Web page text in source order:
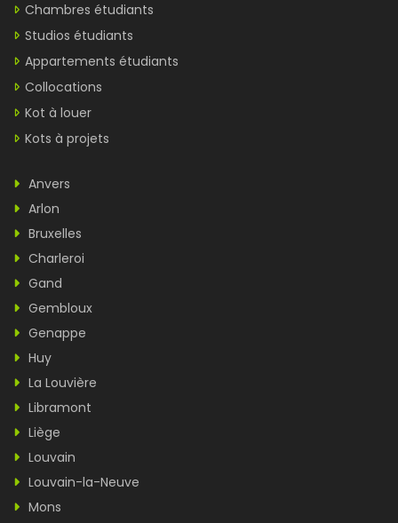
Chambres étudiants
Studios étudiants
Appartements étudiants
Collocations
Kot à louer
Kots à projets
Anvers
Arlon
Bruxelles
Charleroi
Gand
Gembloux
Genappe
Huy
La Louvière
Libramont
Liège
Louvain
Louvain-la-Neuve
Mons